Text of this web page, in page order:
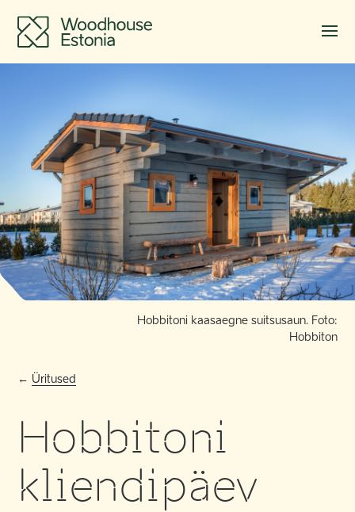
Hobbitoni kaasaegne suitsusaun. Foto:
Hobbiton
Üritused
Hobbitoni
kliendipäev